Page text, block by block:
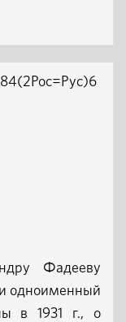
Фадееву
одноименный
в 1931 г., о